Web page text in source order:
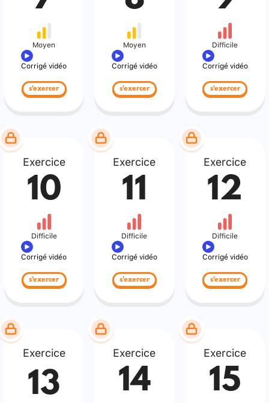
Moyen
Corrigé vidéo
s'exercer
Moyen
Corrigé vidéo
s'exercer
Difficile
Corrigé vidéo
s'exercer
Exercice
10
Difficile
Corrigé vidéo
s'exercer
Exercice
11
Difficile
Corrigé vidéo
s'exercer
Exercice
12
Difficile
Corrigé vidéo
s'exercer
Exercice
13
Exercice
14
Exercice
15